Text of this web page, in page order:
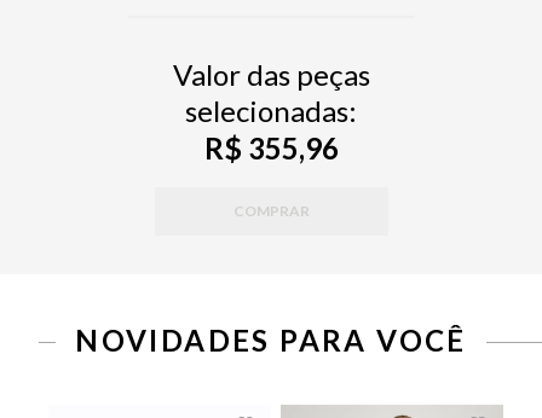
Valor das peças
selecionadas:
R$ 355,96
COMPRAR
NOVIDADES PARA VOCÊ